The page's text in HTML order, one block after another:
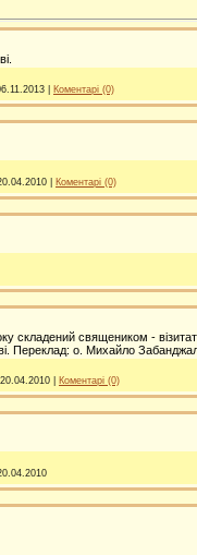
Коментарі (0)
Коментарі (0)
складений священиком -
Переклад: о. Михайло
20.04.2010 Коментарі (0)